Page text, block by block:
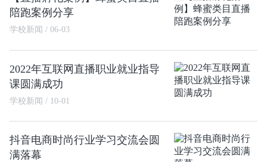
陪跑案例分享
学校新闻 / 06-03
2022年互联网直播职业就业指导
课圆满成功
学校新闻 / 10-01
抖音电商时尚行业学习交流会圆
满落幕